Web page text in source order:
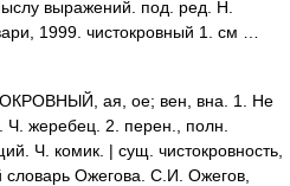
выражений. под. ред. Н.
1999. чистокровный 1. см …
ая, ое; вен, вна. 1. Не
жеребец. 2. перен., полн.
Ч. комик. | сущ. чистокровность,
словарь Ожегова. С.И. Ожегов,